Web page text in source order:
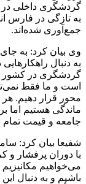
گردشگری داخلی در
جمع‌آوری شده‌اند.
وی بیان کرد: به جای
به دنبال
گردشگری در کشور
است و ما فقط
محور قرار دهیم.
ماندگی هستیم اما
جامعه و قیمت
شفیعا بیان کرد:
با دوران پرفشار و
می‌خواهیم مکانیزیم
باشیم و به دنبال